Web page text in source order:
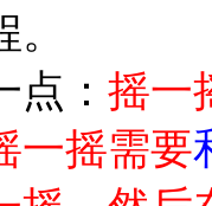
： 摇一
一摇需要